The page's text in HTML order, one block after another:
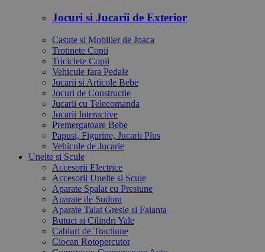
Jocuri si Jucarii de Exterior
Casute si Mobilier de Joaca
Trotinete Copii
Triciclete Copii
Vehicule fara Pedale
Jucarii si Articole Bebe
Jocuri de Constructie
Jucarii cu Telecomanda
Jucarii Interactive
Premergatoare Bebe
Papusi, Figurine, Jucarii Plus
Vehicule de Jucarie
Unelte si Scule
Accesorii Electrice
Accesorii Unelte si Scule
Aparate Spalat cu Presiune
Aparate de Sudura
Aparate Taiat Gresie si Faianta
Butuci si Cilindri Yale
Cabluri de Tractiune
Ciocan Rotopercutor